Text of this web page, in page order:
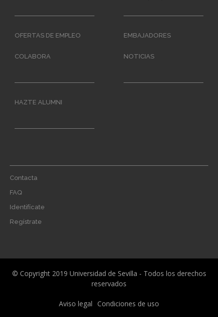
OFERTAS DE EMPLEO EMBAJADORES
COLABORA NOTICIAS
HAZTE ALUMNI
Footer
menu
Contacta
FAQ
Identifícate
Regístrate
© Copyright 2019 Universidad de Sevilla - Todos los derechos
reservados
Aviso legal Condiciones de uso